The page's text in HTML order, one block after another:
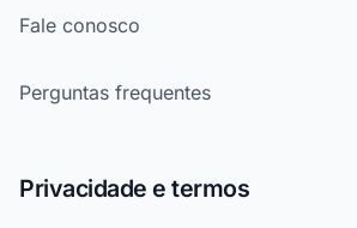
Fale conosco
Perguntas frequentes
Privacidade e termos